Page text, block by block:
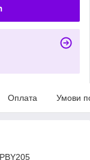
Оплата Умови